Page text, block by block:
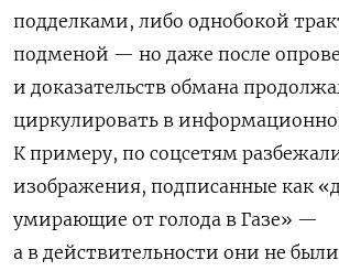
подделками, либо однобокой
подменой — но даже после
и доказательств обмана
циркулировать в
К примеру, по соцсетям
изображения, подписанные как
умирающие от голода в Газе» —
а в действительности они не